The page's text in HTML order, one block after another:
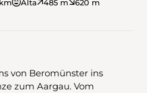
Alta 485 m
620 m
von Beromünster ins
zum Aargau. Vom